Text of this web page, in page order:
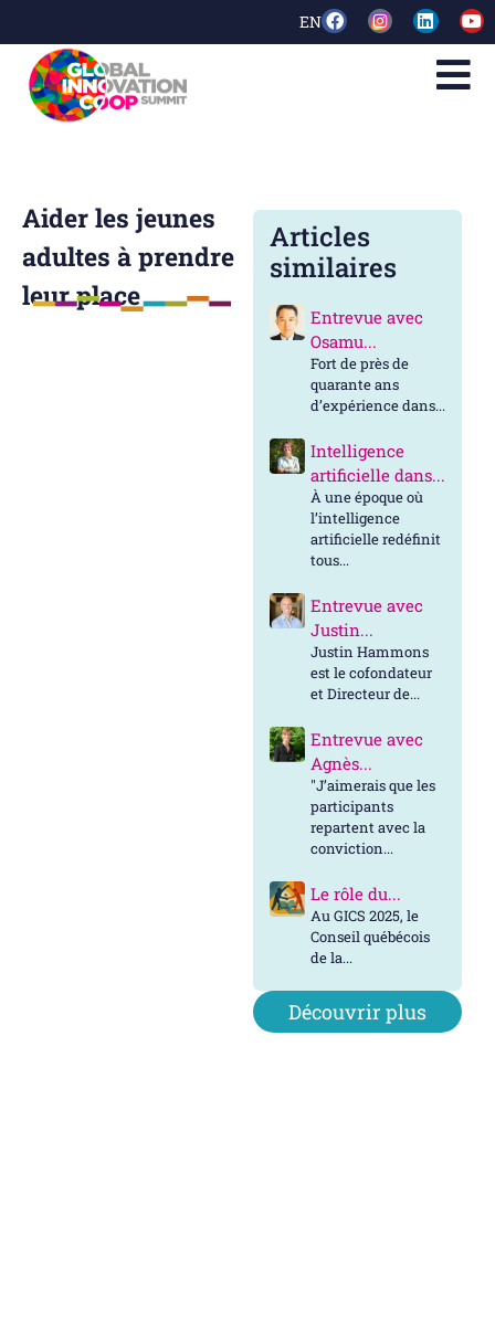
EN
Aider les jeunes
adultes à prendre
leur place
Articles
similaires
Entrevue avec
Osamu...
Fort de près de
quarante ans
d’expérience dans...
Intelligence
artificielle dans...
À une époque où
l’intelligence
artificielle redéfinit
tous...
Entrevue avec
Justin...
Justin Hammons
est le cofondateur
et Directeur de...
Entrevue avec
Agnès...
"J’aimerais que les
participants
repartent avec la
conviction...
Le rôle du...
Au GICS 2025, le
Conseil québécois
de la...
Découvrir plus